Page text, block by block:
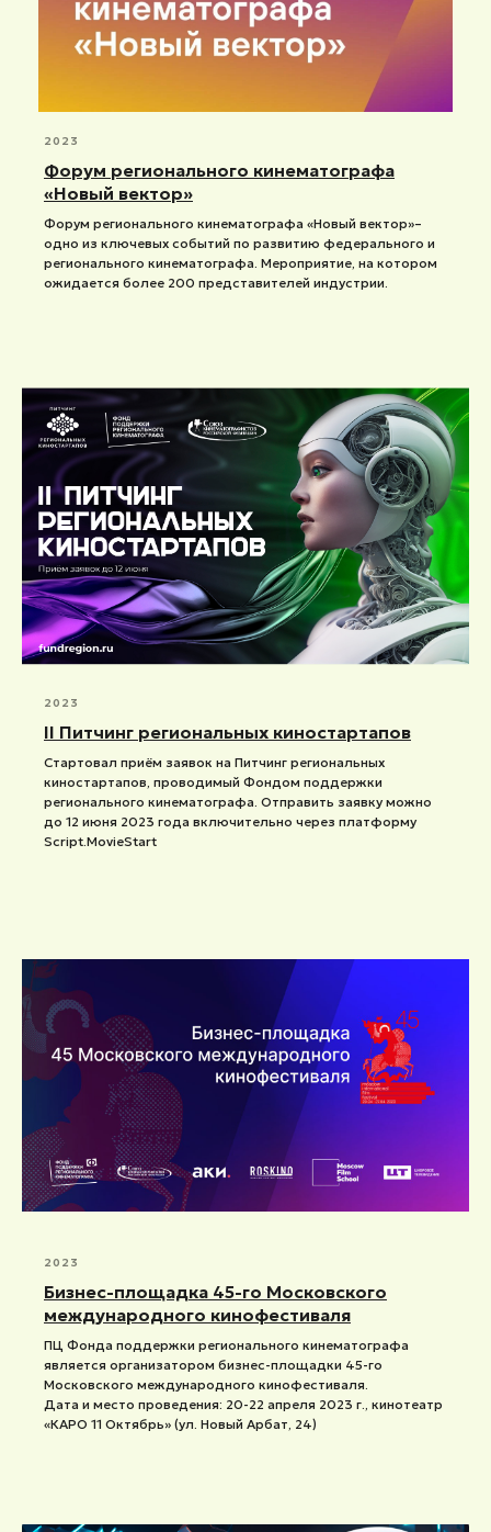
2023
Форум регионального кинематографа
«Новый вектор»
Форум регионального кинематографа «Новый вектор»–
одно из ключевых событий по развитию федерального и
регионального кинематографа. Мероприятие, на котором
ожидается более 200 представителей индустрии.
2023
II Питчинг региональных киностартапов
Стартовал приём заявок на Питчинг региональных
киностартапов, проводимый Фондом поддержки
регионального кинематографа. Отправить заявку можно
до 12 июня 2023 года включительно через платформу
Script.MovieStart
2023
Бизнес-площадка 45-го Московского
международного кинофестиваля
ПЦ Фонда поддержки регионального кинематографа
является организатором бизнес-площадки 45-го
Московского международного кинофестиваля.
Дата и место проведения: 20-22 апреля 2023 г., кинотеатр
«КАРО 11 Октябрь» (ул. Новый Арбат, 24)